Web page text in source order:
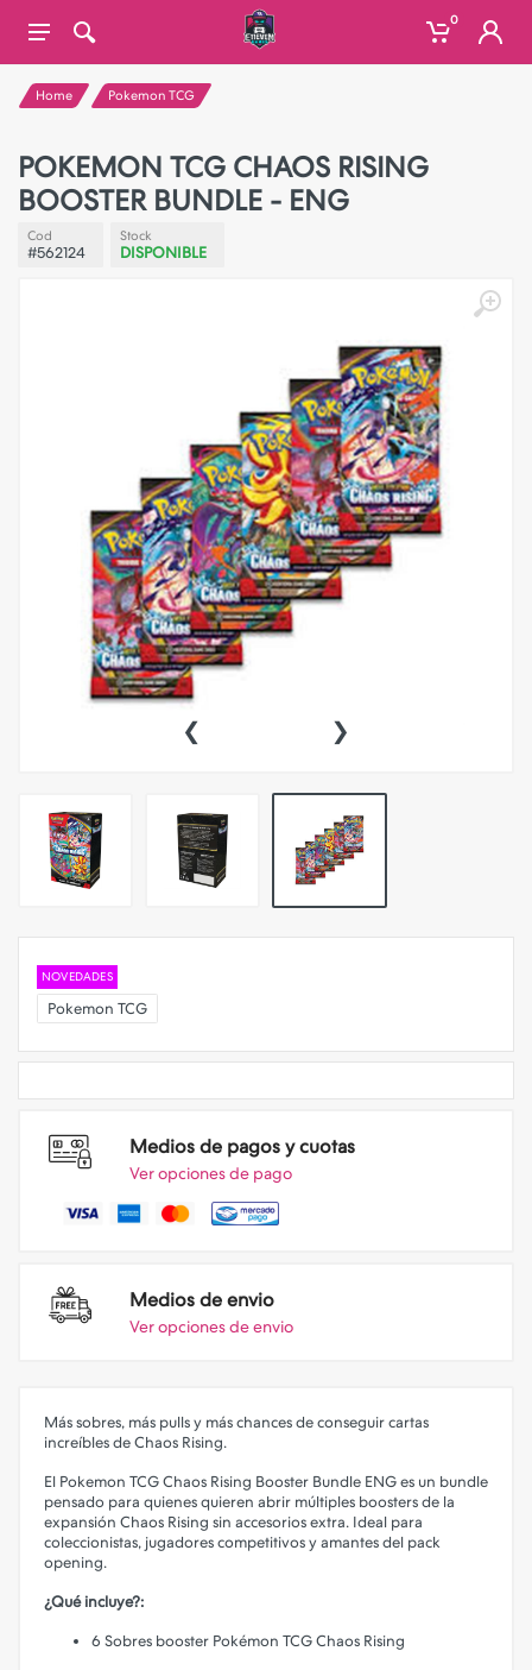
0
Home Pokemon TCG
POKEMON TCG CHAOS RISING
BOOSTER BUNDLE - ENG
Cod
#562124
Stock
DISPONIBLE
‹ ›
NOVEDADES
Pokemon TCG
Medios de pagos y cuotas
Ver opciones de pago
Medios de envio
Ver opciones de envio
Más sobres, más pulls y más chances de conseguir cartas
increíbles de Chaos Rising.
El Pokemon TCG Chaos Rising Booster Bundle ENG es un bundle
pensado para quienes quieren abrir múltiples boosters de la
expansión Chaos Rising sin accesorios extra. Ideal para
coleccionistas, jugadores competitivos y amantes del pack
opening.
¿Qué incluye?:
6 Sobres booster Pokémon TCG Chaos Rising